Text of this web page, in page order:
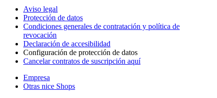
Aviso legal
Protección de datos
Condiciones generales de contratación y política de
revocación
Declaración de accesibilidad
Configuración de protección de datos
Cancelar contratos de suscripción aquí
Empresa
Otras nice Shops